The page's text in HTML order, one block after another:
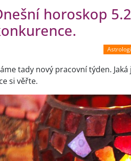
horoskop
tady nový pracovní týden.
si věřte.